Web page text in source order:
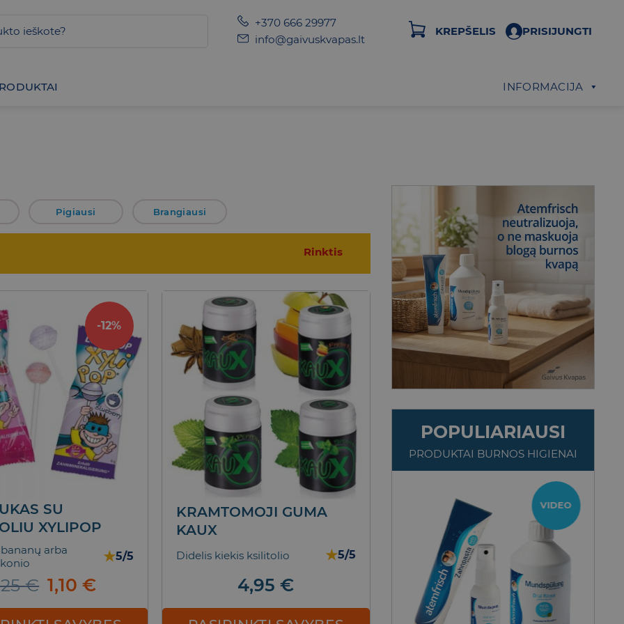
+370 666 29977
info@gaivuskvapas.lt
KREPŠELIS PRISIJUNGTI
INFORMACIJA
Pigiausi Brangiausi
Rinktis
-12%
SU
XYLIPOP
arba
★5/5
€ Original
was:
1,10€Current
is:
KRAMTOMOJI GUMA
KAUX
Didelis kiekis ksilitolio ★5/5
4,95€
POPULIARIAUSI
PRODUKTAI BURNOS HIGIENAI
VIDEO